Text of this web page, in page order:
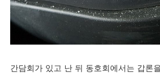
간담회가 있고 난 뒤 동호회에서는 갑론